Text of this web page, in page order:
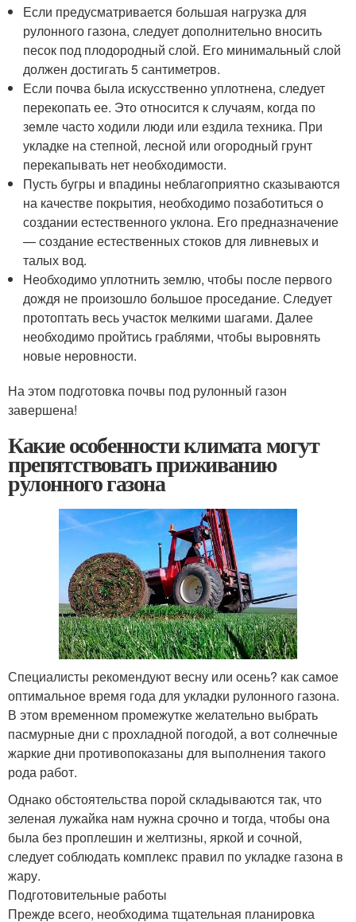
Если предусматривается большая нагрузка для
рулонного газона, следует дополнительно вносить
песок под плодородный слой. Его минимальный слой
должен достигать 5 сантиметров.
Если почва была искусственно уплотнена, следует
перекопать ее. Это относится к случаям, когда по
земле часто ходили люди или ездила техника. При
укладке на степной, лесной или огородный грунт
перекапывать нет необходимости.
Пусть бугры и впадины неблагоприятно сказываются
на качестве покрытия, необходимо позаботиться о
создании естественного уклона. Его предназначение
— создание естественных стоков для ливневых и
талых вод.
Необходимо уплотнить землю, чтобы после первого
дождя не произошло большое проседание. Следует
протоптать весь участок мелкими шагами. Далее
необходимо пройтись граблями, чтобы выровнять
новые неровности.
На этом подготовка почвы под рулонный газон
завершена!
Какие особенности климата могут
препятствовать приживанию
рулонного газона
Специалисты рекомендуют весну или осень? как самое
оптимальное время года для укладки рулонного газона.
В этом временном промежутке желательно выбрать
пасмурные дни с прохладной погодой, а вот солнечные
жаркие дни противопоказаны для выполнения такого
рода работ.
Однако обстоятельства порой складываются так, что
зеленая лужайка нам нужна срочно и тогда, чтобы она
была без проплешин и желтизны, яркой и сочной,
следует соблюдать комплекс правил по укладке газона в
жару.
Подготовительные работы
Прежде всего, необходима тщательная планировка